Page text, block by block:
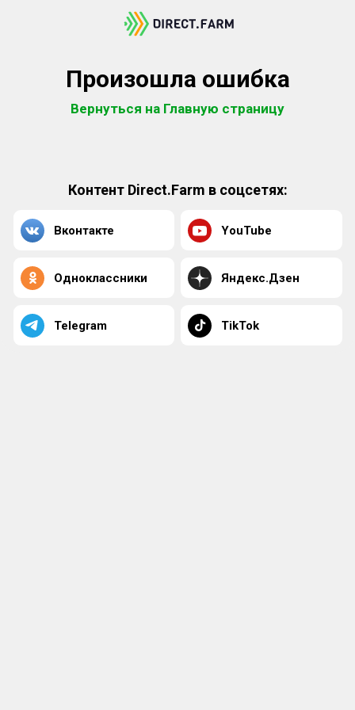
Произошла ошибка
Вернуться на Главную страницу
Контент Direct.Farm в соцсетях:
Вконтакте YouTube
Одноклассники Яндекс.Дзен
Telegram TikTok